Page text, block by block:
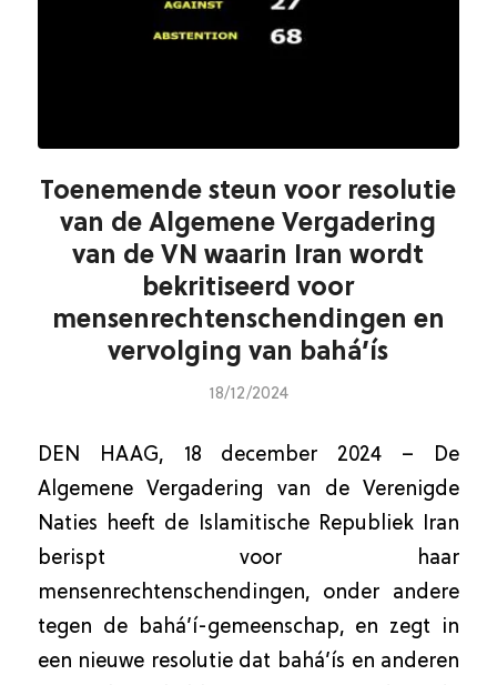
Toenemende steun voor resolutie
van de Algemene Vergadering
van de VN waarin Iran wordt
bekritiseerd voor
mensenrechtenschendingen en
vervolging van bahá’ís
18/12/2024
DEN HAAG, 18 december 2024 – De
Algemene Vergadering van de Verenigde
Naties heeft de Islamitische Republiek Iran
berispt voor haar
mensenrechtenschendingen, onder andere
tegen de bahá’í-gemeenschap, en zegt in
een nieuwe resolutie dat bahá’ís en anderen